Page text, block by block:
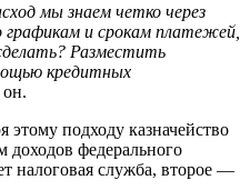
мы знаем четко через
графикам и срокам платежей,
Разместить
кредитных
подходу казначейство
доходов федерального
налоговая служба, второе —